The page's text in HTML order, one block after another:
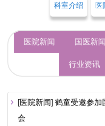
科室介绍 医
医院新闻 国医新闻
行业资讯
[医院新闻] 鹤童受邀参加
会